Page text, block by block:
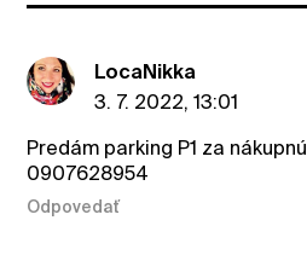
LocaNikka
3. 7. 2022, 13:01
Predám parking P1 za
0907628954
Odpovedať